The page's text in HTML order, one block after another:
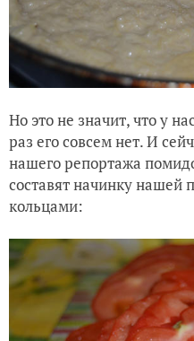
Но это не значит, что у
раз его совсем нет. И
нашего репортажа
составят начинку
кольцами: